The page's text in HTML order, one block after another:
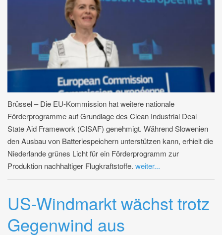
Brüssel – Die EU-Kommission hat weitere nationale
Förderprogramme auf Grundlage des Clean Industrial Deal
State Aid Framework (CISAF) genehmigt. Während Slowenien
den Ausbau von Batteriespeichern unterstützen kann, erhielt die
Niederlande grünes Licht für ein Förderprogramm zur
Produktion nachhaltiger Flugkraftstoffe. weiter...
US-Windmarkt wächst trotz
Gegenwind aus